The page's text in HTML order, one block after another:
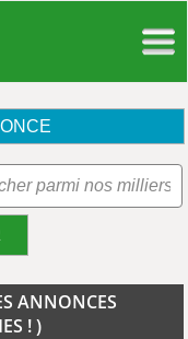
ANNONCES
! )